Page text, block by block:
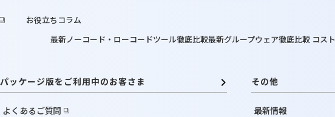
お役立ちコラム
最新グループウェア徹底比較 コス
最新ノーコード・ローコードツール徹底比較
パッケージ版をご利用中のお客さま
よくあるご質問
その他
最新情報